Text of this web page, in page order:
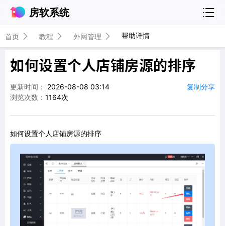
房软系统
首页 教程 外网管理 帮助详情
如何设置个人店铺房源的排序
更新时间：
2026-08-08 03:14
浏览次数： 1164次
复制分享
如何设置个人店铺房源的排序